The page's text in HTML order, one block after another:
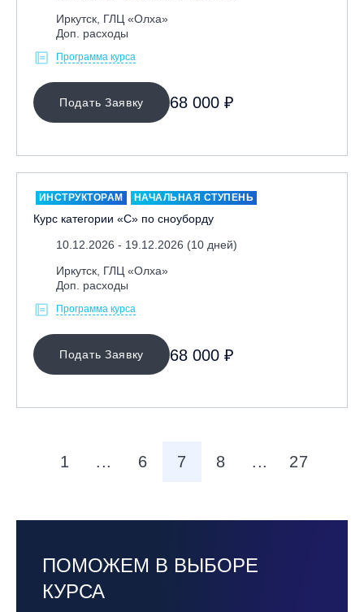
Иркутск, ГЛЦ «Олха»
Доп. расходы
Программа курса
Подать Заявку 68 000 ₽
ИНСТРУКТОРАМ НАЧАЛЬНАЯ СТУПЕНЬ
Курс категории «С» по сноуборду
10.12.2026 - 19.12.2026 (10 дней)
Иркутск, ГЛЦ «Олха»
Доп. расходы
Программа курса
Подать Заявку 68 000 ₽
1 ... 6 7 8 ... 27
ПОМОЖЕМ В ВЫБОРЕ
КУРСА